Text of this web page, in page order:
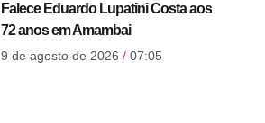
Falece Eduardo Lupatini Costa aos
72 anos em Amambai
9 de agosto de 2026 07:05